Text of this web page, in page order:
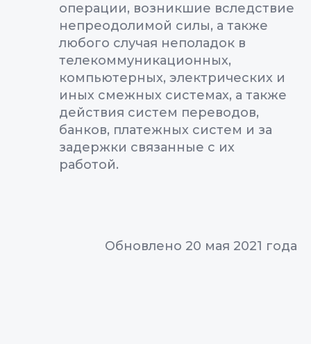
операции, возникшие вследствие
непреодолимой силы, а также
любого случая неполадок в
телекоммуникационных,
компьютерных, электрических и
иных смежных системах, а также
действия систем переводов,
банков, платежных систем и за
задержки связанные с их
работой.
Обновлено 20 мая 2021 года